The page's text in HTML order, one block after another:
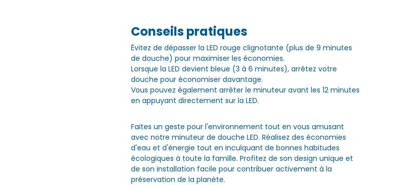
Conseils pratiques
Évitez de dépasser la LED rouge clignotante (plus de 9 minutes
de douche) pour maximiser les économies.
Lorsque la LED devient bleue (3 à 6 minutes), arrêtez votre
douche pour économiser davantage.
Vous pouvez également arrêter le minuteur avant les 12 minutes
en appuyant directement sur la LED.
Faites un geste pour l'environnement tout en vous amusant
avec notre minuteur de douche LED. Réalisez des économies
d'eau et d'énergie tout en inculquant de bonnes habitudes
écologiques à toute la famille. Profitez de son design unique et
de son installation facile pour contribuer activement à la
préservation de la planète.